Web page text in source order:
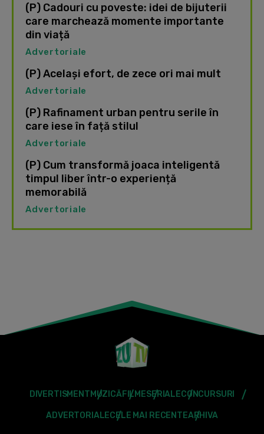
(P) Cadouri cu poveste: idei de bijuterii
care marchează momente importante
din viață
Advertoriale
(P) Același efort, de zece ori mai mult
Advertoriale
(P) Rafinament urban pentru serile în
care iese în față stilul
Advertoriale
(P) Cum transformă joaca inteligentă
timpul liber într-o experiență
memorabilă
Advertoriale
DIVERTISMENT MUZICĂFILMESERIALECONCURSURI
ADVERTORIALECELE MAI RECENTEARHIVA